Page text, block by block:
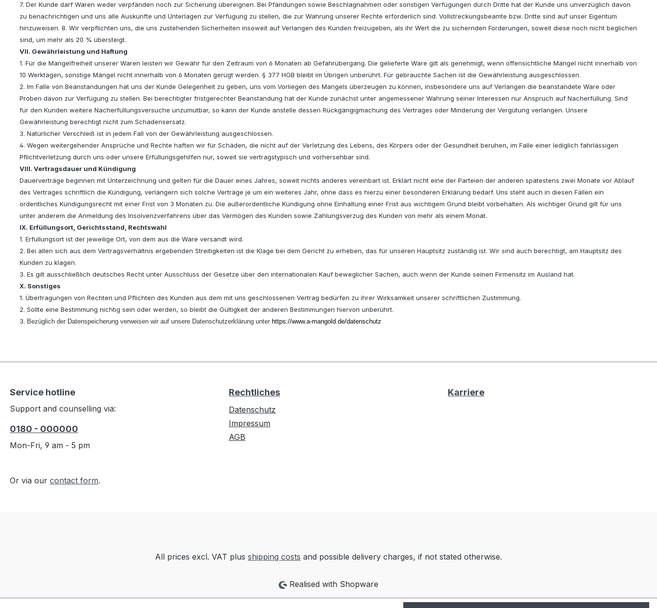
7. Der Kunde darf Waren weder verpfänden noch zur Sicherung übereignen. Bei Pfändungen sowie Beschlagnahmen oder sonstigen Verfügungen durch Dritte hat der Kunde uns unverzüglich davon
zu benachrichtigen und uns alle Auskünfte und Unterlagen zur Verfügung zu stellen, die zur Wahrung unserer Rechte erforderlich sind. Vollstreckungsbeamte bzw. Dritte sind auf unser Eigentum
hinzuweisen. 8. Wir verpflichten uns, die uns zustehenden Sicherheiten insoweit auf Verlangen des Kunden freizugeben, als ihr Wert die zu sichernden Forderungen, soweit diese noch nicht beglichen
sind, um mehr als 20 % übersteigt.
VII. Gewährleistung und Haftung
1. Für die Mangelfreiheit unserer Waren leisten wir Gewähr für den Zeitraum von 6 Monaten ab Gefahrübergang. Die gelieferte Ware gilt als genehmigt, wenn offensichtliche Mängel nicht innerhalb von
10 Werktagen, sonstige Mängel nicht innerhalb von 6 Monaten gerügt werden. § 377 HGB bleibt im Übrigen unberührt. Für gebrauchte Sachen ist die Gewährleistung ausgeschlossen.
2. Im Falle von Beanstandungen hat uns der Kunde Gelegenheit zu geben, uns vom Vorliegen des Mangels überzeugen zu können, insbesondere uns auf Verlangen die beanstandete Ware oder
Proben davon zur Verfügung zu stellen. Bei berechtigter fristgerechter Beanstandung hat der Kunde zunächst unter angemessener Wahrung seiner Interessen nur Anspruch auf Nacherfüllung. Sind
für den Kunden weitere Nacherfüllungsversuche unzumutbar, so kann der Kunde anstelle dessen Rückgängigmachung des Vertrages oder Minderung der Vergütung verlangen. Unsere
Gewährleistung berechtigt nicht zum Schadensersatz.
3. Natürlicher Verschleiß ist in jedem Fall von der Gewährleistung ausgeschlossen.
4. Wegen weitergehender Ansprüche und Rechte haften wir für Schäden, die nicht auf der Verletzung des Lebens, des Körpers oder der Gesundheit beruhen, im Falle einer lediglich fahrlässigen
Pflichtverletzung durch uns oder unsere Erfüllungsgehilfen nur, soweit sie vertragstypisch und vorhersehbar sind.
VIII. Vertragsdauer und Kündigung
Dauerverträge beginnen mit Unterzeichnung und gelten für die Dauer eines Jahres, soweit nichts anderes vereinbart ist. Erklärt nicht eine der Parteien der anderen spätestens zwei Monate vor Ablauf
des Vertrages schriftlich die Kündigung, verlängern sich solche Verträge je um ein weiteres Jahr, ohne dass es hierzu einer besonderen Erklärung bedarf. Uns steht auch in diesen Fällen ein
ordentliches Kündigungsrecht mit einer Frist von 3 Monaten zu. Die außerordentliche Kündigung ohne Einhaltung einer Frist aus wichtigem Grund bleibt vorbehalten. Als wichtiger Grund gilt für uns
unter anderem die Anmeldung des Insolvenzverfahrens über das Vermögen des Kunden sowie Zahlungsverzug des Kunden von mehr als einem Monat.
IX. Erfüllungsort, Gerichtsstand, Rechtswahl
1. Erfüllungsort ist der jeweilige Ort, von dem aus die Ware versandt wird.
2. Bei allen sich aus dem Vertragsverhältnis ergebenden Streitigkeiten ist die Klage bei dem Gericht zu erheben, das für unseren Hauptsitz zuständig ist. Wir sind auch berechtigt, am Hauptsitz des
Kunden zu klagen.
3. Es gilt ausschließlich deutsches Recht unter Ausschluss der Gesetze über den internationalen Kauf beweglicher Sachen, auch wenn der Kunde seinen Firmensitz im Ausland hat.
X. Sonstiges
1. Übertragungen von Rechten und Pflichten des Kunden aus dem mit uns geschlossenen Vertrag bedürfen zu ihrer Wirksamkeit unserer schriftlichen Zustimmung.
2. Sollte eine Bestimmung nichtig sein oder werden, so bleibt die Gültigkeit der anderen Bestimmungen hiervon unberührt.
3. Bezüglich der Datenspeicherung verweisen wir auf unsere Datenschutzerklärung unter https://www.a-mangold.de/datenschutz
Service hotline
Support and counselling via:
0180 - 000000
Mon-Fri, 9 am - 5 pm
Or via our contact form.
Rechtliches
Datenschutz
Impressum
AGB
Karriere
All prices excl. VAT plus shipping costs and possible delivery charges, if not stated otherwise.
Realised with Shopware